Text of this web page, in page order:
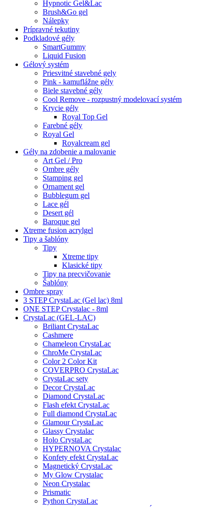
Hypnotic Gel&Lac
Brush&Go gel
Nálepky
Prípravné tekutiny
Podkladové gély
SmartGummy
Liquid Fusion
Gélový systém
Priesvitné stavebné gely
Pink - kamuflážne gély
Biele stavebné gély
Cool Remove - rozpustný modelovací systém
Krycie gély
Royal Top Gel
Farebné gély
Royal Gel
Royalcream gel
Gély na zdobenie a malovanie
Art Gel / Pro
Ombre gély
Stamping gel
Ornament gel
Bubblegum gel
Lace gél
Desert gél
Baroque gel
Xtreme fusion acrylgel
Tipy a šablóny
Tipy
Xtreme tipy
Klasické tipy
Tipy na precvičovanie
Šablóny
Ombre spray
3 STEP CrystaLac (Gel lac) 8ml
ONE STEP Crystalac - 8ml
CrystaLac (GEL-LAC)
Briliant CrystaLac
Cashmere
Chameleon CrystaLac
ChroMe CrystaLac
Color 2 Color Kit
COVERPRO CrystaLac
CrystaLac sety
Decor CrystaLac
Diamond CrystaLac
Flash efekt CrystaLac
Full diamond CrystaLac
Glamour CrystaLac
Glassy Crystalac
Holo CrystaLac
HYPERNOVA Crystalac
Konfety efekt CrystaLac
Magnetický CrystaLac
My Glow Crystalac
Neon Crystalac
Prismatic
Python CrystaLac